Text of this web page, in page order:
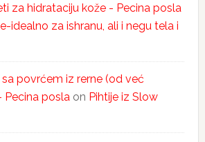
za hidrataciju kože - Pecina posla
idealno za ishranu, ali i negu tela i
povrćem iz rerne (od već
Pecina poslaon Pihtije iz Slow